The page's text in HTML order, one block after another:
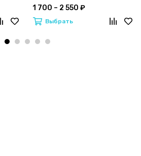
татуажа бровей "Антигрей"
1 700 – 2 550 ₽
Выбрать